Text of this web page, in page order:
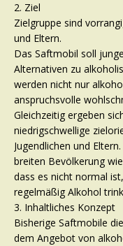
2. Ziel
Zielgruppe sind
und Eltern.
Das Saftmobil soll
Alternativen zu
werden nicht nur
anspruchsvolle
Gleichzeitig ergeben
niedrigschwellige
Jugendlichen und
breiten Bevölkerung
dass es nicht normal
regelmäßig Alkohol
3. Inhaltliches Konzept
Bisherige Saftmobile
dem Angebot von